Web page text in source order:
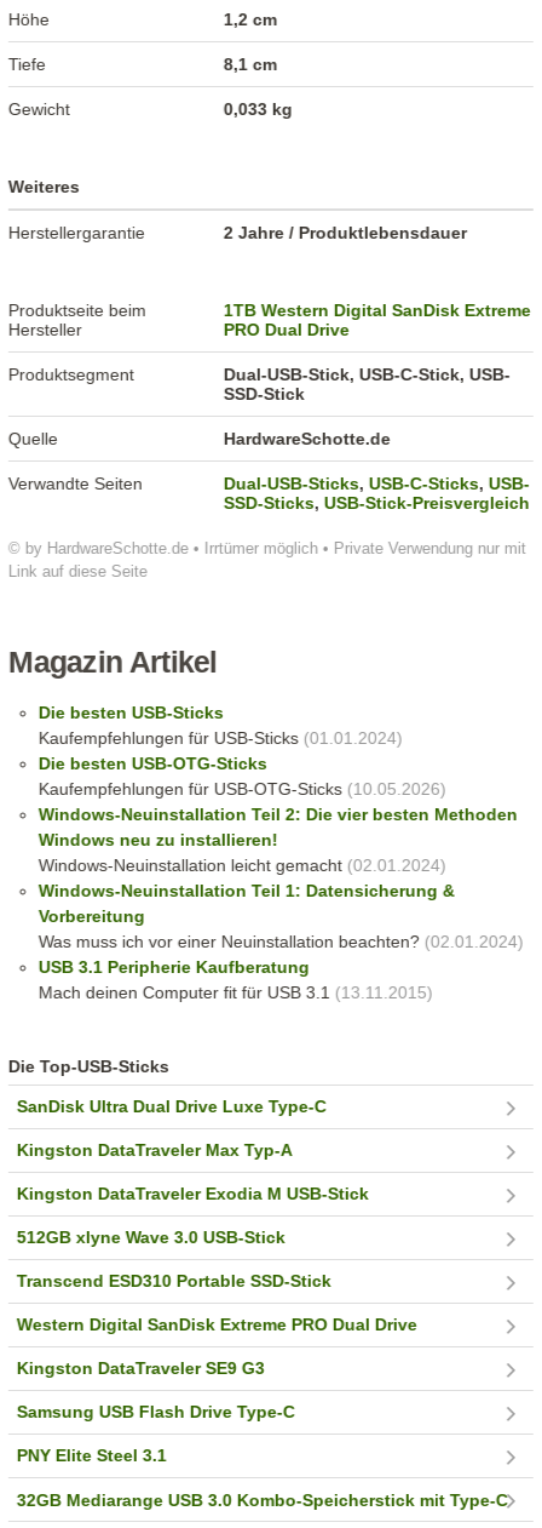
© by HardwareSchotte.de • Irrtümer möglich • Private Verwendung nur mit
Link auf diese Seite
Höhe 1,2 cm
Tiefe 8,1 cm
Gewicht 0,033 kg
Weiteres
Herstellergarantie 2 Jahre / Produktlebensdauer
Produktseite beim
Hersteller
1TB Western Digital SanDisk Extreme
PRO Dual Drive
Produktsegment
Dual-USB-Stick, USB-C-Stick, USB-
SSD-Stick
Quelle HardwareSchotte.de
Verwandte Seiten Dual-USB-Sticks,USB-C-Sticks,USB-
SSD-Sticks,USB-Stick-Preisvergleich
Magazin Artikel
Die besten USB-Sticks
Kaufempfehlungen für USB-Sticks(01.01.2024)
Die besten USB-OTG-Sticks
Kaufempfehlungen für USB-OTG-Sticks(10.05.2026)
Windows-Neuinstallation Teil 2: Die vier besten Methoden
Windows neu zu installieren!
Windows-Neuinstallation leicht gemacht(02.01.2024)
Windows-Neuinstallation Teil 1: Datensicherung &
Vorbereitung
Was muss ich vor einer Neuinstallation beachten?(02.01.2024)
USB 3.1 Peripherie Kaufberatung
Mach deinen Computer fit für USB 3.1 (13.11.2015)
Die Top-USB-Sticks
SanDisk Ultra Dual Drive Luxe Type-C
Kingston DataTraveler Max Typ-A
Kingston DataTraveler Exodia M USB-Stick
512GB xlyne Wave 3.0 USB-Stick
Transcend ESD310 Portable SSD-Stick
Western Digital SanDisk Extreme PRO Dual Drive
Kingston DataTraveler SE9 G3
Samsung USB Flash Drive Type-C
PNY Elite Steel 3.1
32GB Mediarange USB 3.0 Kombo-Speicherstick mit Type-C